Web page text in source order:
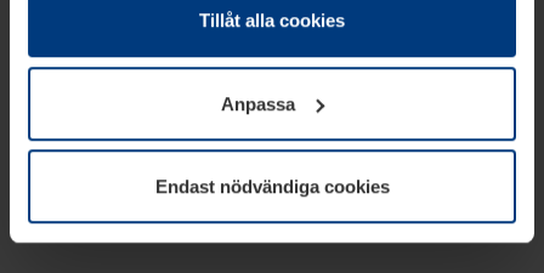
absolut nödvändiga för driften av den här webbplatsen.
godkännande kan du när som helst ändra eller återkalla i
informationen om kakor underDataskyddsförklaring
vår webbplats.
Tillåt alla cookies
Anpassa
Endast nödvändiga cookies